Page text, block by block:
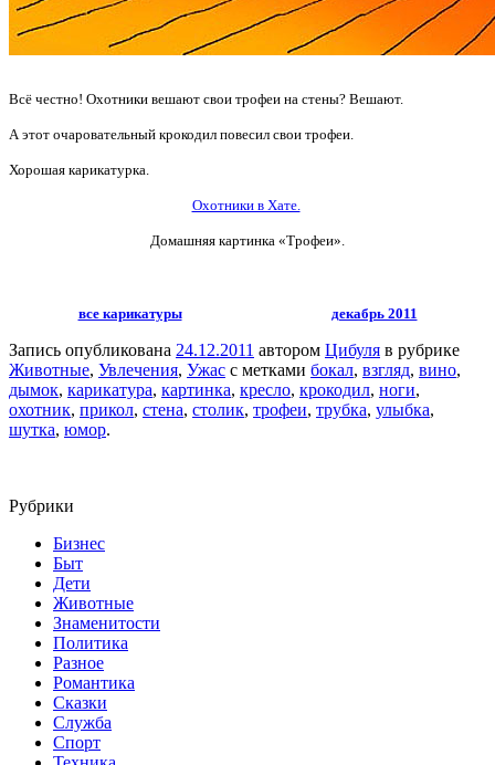
Всё честно! Охотники вешают свои трофеи на стены? Вешают.
А этот очаровательный крокодил повесил свои трофеи.
Хорошая карикатурка.
Охотники в Хате.
Домашняя картинка «Трофеи».
все карикатуры декабрь 2011
Запись опубликована 24.12.2011 автором Цибуля в рубрике
Животные, Увлечения, Ужас с метками бокал, взгляд, вино,
дымок, карикатура, картинка, кресло, крокодил, ноги,
охотник, прикол, стена, столик, трофеи, трубка, улыбка,
шутка, юмор.
Рубрики
Бизнес
Быт
Дети
Животные
Знаменитости
Политика
Разное
Романтика
Сказки
Служба
Спорт